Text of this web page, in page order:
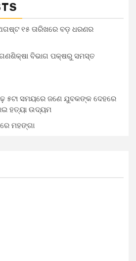
ଅଗଷ୍ଟ ୧୫ ତାରିଖରେ ବଡ଼ ଧରଣର
ବିଭାଗ ପକ୍ଷରୁ ସମସ୍ତ
୫ଟା ସମୟରେ ଜଣେ ଯୁବକଙ୍କ ଦେହରେ
ହତ୍ୟା ଉଦ୍ୟମ
ମହଙ୍ଗା